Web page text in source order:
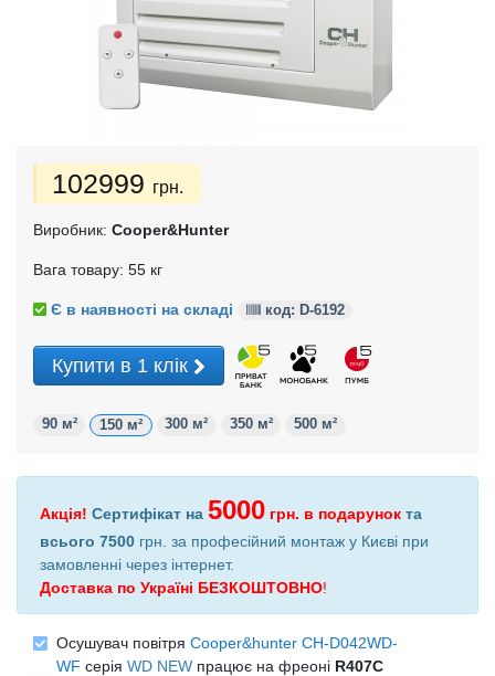
102999 грн.
Виробник: Cooper&Hunter
Вага товару: 55 кг
Є в наявності на складі код: D-6192
Купити в 1 клік
90 м² 150 м² 300 м² 350 м² 500 м²
Акція! Сертифікат на 5000 грн. в подарунок та
всього 7500 грн. за професійний монтаж у Києві при
замовленні через інтернет.
Доставка по Україні БЕЗКОШТОВНО!
Осушувач повітря Cooper&hunter CH-D042WD-
WF серія WD NEW працює на фреоні R407C